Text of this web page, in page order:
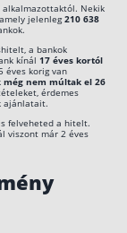
Nekik
jelenleg210 638
a bankok
kínál 17 éves kortól
éves korig van
még nem múltak el 26
érdemes
ajánlatait.
felveheted a hitelt.
viszont már 2 éves